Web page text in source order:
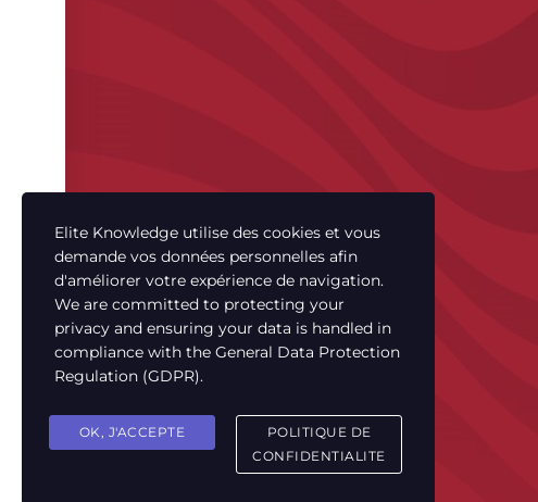
Elite Knowledge utilise des cookies et vous
demande vos données personnelles afin
d'améliorer votre expérience de navigation.
We are committed to protecting your
privacy and ensuring your data is handled in
compliance with the General Data Protection
Regulation (GDPR).
OK, J'ACCEPTE
POLITIQUE DE
CONFIDENTIALITE